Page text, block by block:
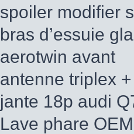
spoiler modifier
bras d’essuie
aerotwin avant
antenne triplex
jante 18p audi
Lave phare OEM